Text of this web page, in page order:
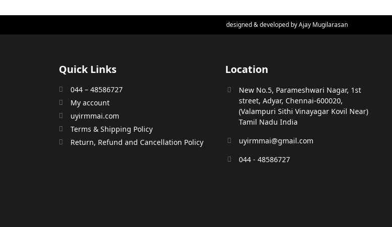
designed & developed byAjay Mugilarasan
Quick Links
044 – 48586727
My account
uyirmmai.com
Terms & Shipping Policy
Return, Refund and Cancellation Policy
Location
New No.5, Parameshwari Nagar, 1st
street, Adyar, Chennai-600020,
(Valampuri Sithi Vinayagar Kovil Near)
Tamil Nadu India
uyirmmai@gmail.com
044 - 48586727